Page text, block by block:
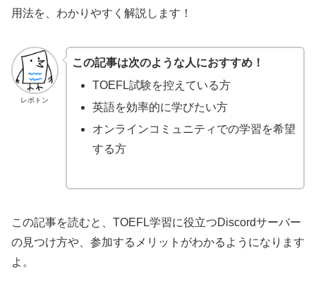
用法を、わかりやすく解説します！
レポトン
この記事は次のような人におすすめ！
TOEFL試験を控えている方
英語を効率的に学びたい方
オンラインコミュニティでの学習を希望
する方
この記事を読むと、TOEFL学習に役立つDiscordサーバー
の見つけ方や、参加するメリットがわかるようになります
よ。